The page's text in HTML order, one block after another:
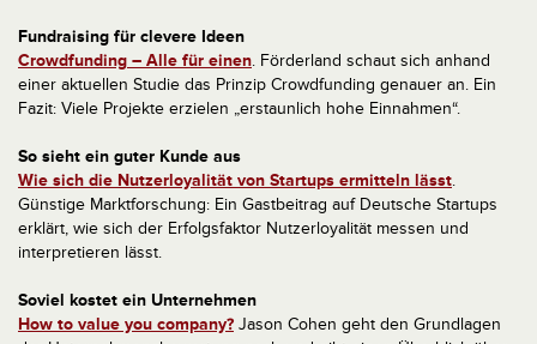
Fundraising für clevere Ideen
Crowdfunding – Alle für einen. Förderland schaut sich anhand
einer aktuellen Studie das Prinzip Crowdfunding genauer an. Ein
Fazit: Viele Projekte erzielen „erstaunlich hohe Einnahmen“.
So sieht ein guter Kunde aus
Wie sich die Nutzerloyalität von Startups ermitteln lässt.
Günstige Marktforschung: Ein Gastbeitrag auf Deutsche Startups
erklärt, wie sich der Erfolgsfaktor Nutzerloyalität messen und
interpretieren lässt.
Soviel kostet ein Unternehmen
How to value you company? Jason Cohen geht den Grundlagen